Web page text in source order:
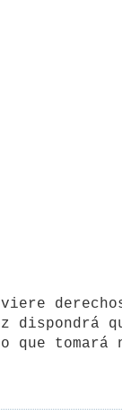
dispondrá
tomará